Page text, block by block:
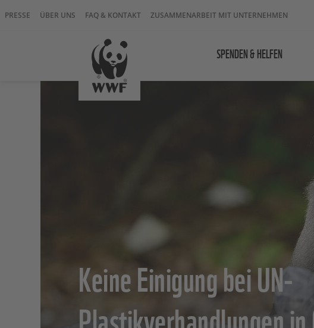
PRESSE ÜBER UNS FAQ & KONTAKT ZUSAMMENARBEIT MIT UNTERNEHMEN
SPENDEN & HELFEN
Keine Einigung bei UN-